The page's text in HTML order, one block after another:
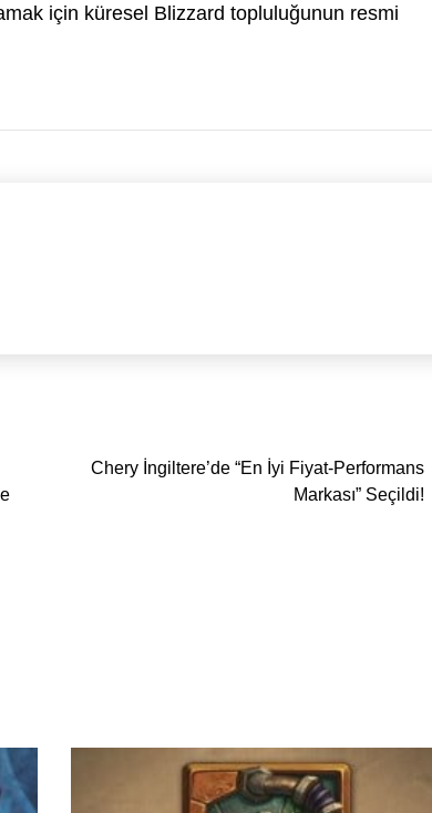
için küresel Blizzard topluluğunun resmi
Chery İngiltere’de “En İyi Fiyat-Performans
Markası” Seçildi!